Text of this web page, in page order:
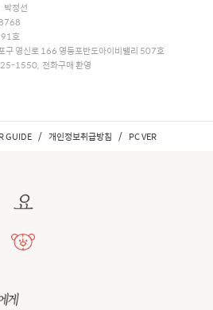
정선
호
영신로 166 영등포반도아이비밸리 507호
1550, 전화구매 환영
GUIDE / 개인정보취급방침 / PC VER